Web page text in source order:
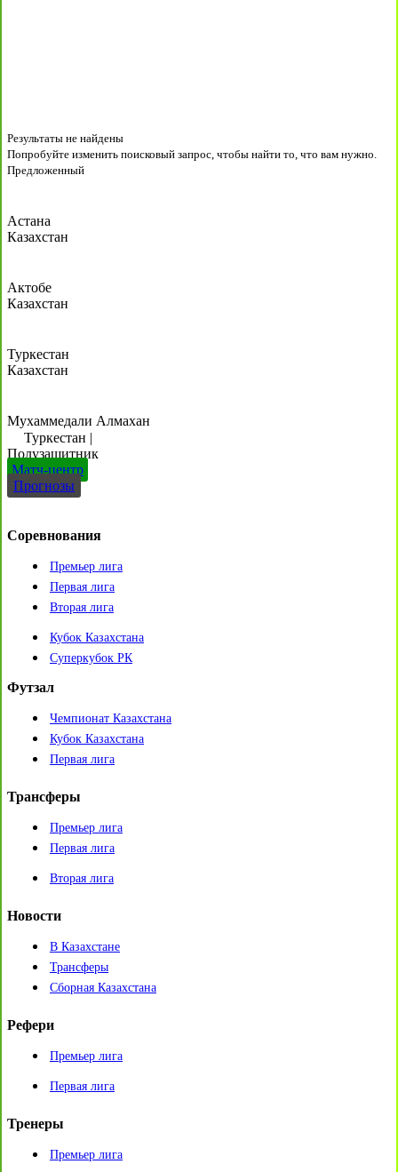
Результаты не найдены
Попробуйте изменить поисковый запрос, чтобы найти то, что вам нужно.
Предложенный
Астана
Казахстан
Актобе
Казахстан
Туркестан
Казахстан
Мухаммедали Алмахан
Туркестан |
Полузащитник
Матч-центр
Прогнозы
Соревнования
Премьер лига
Первая лига
Вторая лига
Кубок Казахстана
Суперкубок РК
Футзал
Чемпионат Казахстана
Кубок Казахстана
Первая лига
Трансферы
Премьер лига
Первая лига
Вторая лига
Новости
В Казахстане
Трансферы
Сборная Казахстана
Рефери
Премьер лига
Первая лига
Тренеры
Премьер лига